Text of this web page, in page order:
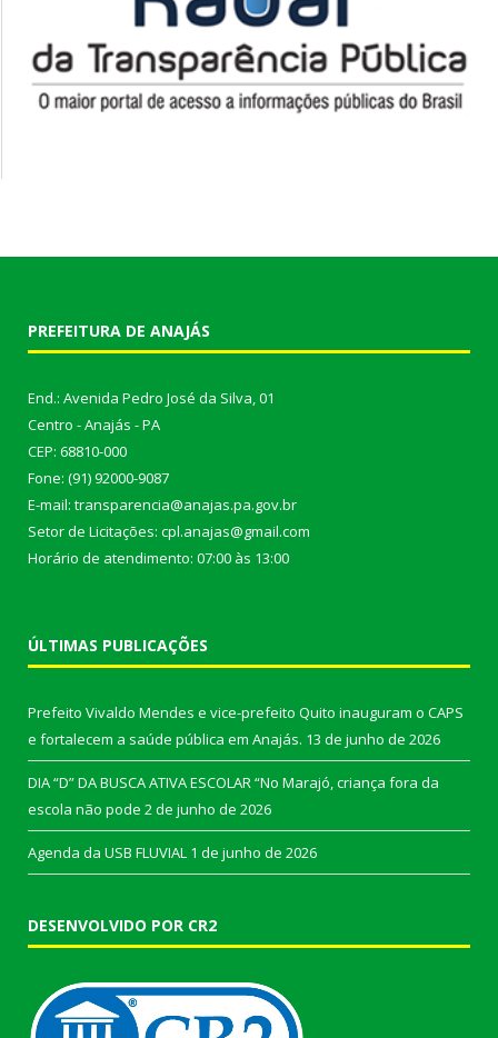
PREFEITURA DE ANAJÁS
End.: Avenida Pedro José da Silva, 01
Centro - Anajás - PA
CEP: 68810-000
Fone: (91) 92000-9087
E-mail: transparencia@anajas.pa.gov.br
Setor de Licitações: cpl.anajas@gmail.com
Horário de atendimento: 07:00 às 13:00
ÚLTIMAS PUBLICAÇÕES
Prefeito Vivaldo Mendes e vice-prefeito Quito inauguram o CAPS
e fortalecem a saúde pública em Anajás. 13 de junho de 2026
DIA “D” DA BUSCA ATIVA ESCOLAR “No Marajó, criança fora da
escola não pode 2 de junho de 2026
Agenda da USB FLUVIAL 1 de junho de 2026
DESENVOLVIDO POR CR2